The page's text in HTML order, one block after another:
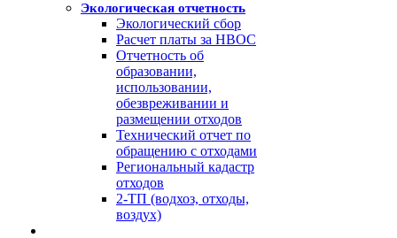
Экологическая отчетность
Экологический сбор
Расчет платы за НВОС
Отчетность об
образовании,
использовании,
обезвреживании и
размещении отходов
Технический отчет по
обращению с отходами
Региональный кадастр
отходов
2-ТП (водхоз, отходы,
воздух)